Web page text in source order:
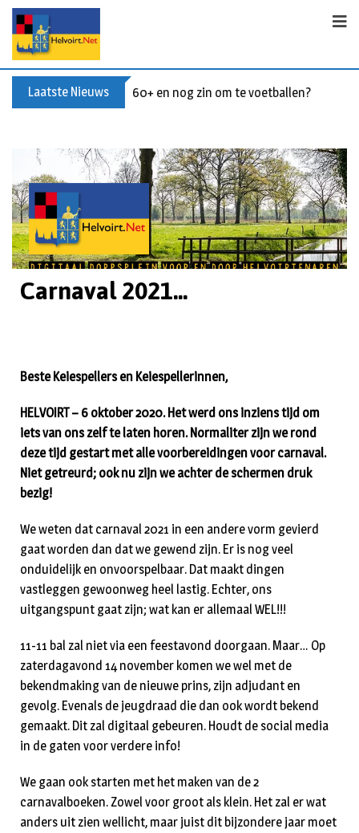
Laatste Nieuws Buxusplanten in brand in Biezenmortel,
Carnaval 2021...
Beste Keiespellers en Keiespellerinnen,
HELVOIRT – 6 oktober 2020. Het werd ons inziens tijd om
iets van ons zelf te laten horen. Normaliter zijn we rond
deze tijd gestart met alle voorbereidingen voor carnaval.
Niet getreurd; ook nu zijn we achter de schermen druk
bezig!
We weten dat carnaval 2021 in een andere vorm gevierd
gaat worden dan dat we gewend zijn. Er is nog veel
onduidelijk en onvoorspelbaar. Dat maakt dingen
vastleggen gewoonweg heel lastig. Echter, ons
uitgangspunt gaat zijn; wat kan er allemaal WEL!!!
11-11 bal zal niet via een feestavond doorgaan. Maar… Op
zaterdagavond 14 november komen we wel met de
bekendmaking van de nieuwe prins, zijn adjudant en
gevolg. Evenals de jeugdraad die dan ook wordt bekend
gemaakt. Dit zal digitaal gebeuren. Houdt de social media
in de gaten voor verdere info!
We gaan ook starten met het maken van de 2
carnavalboeken. Zowel voor groot als klein. Het zal er wat
anders uit zien wellicht, maar juist dit bijzondere jaar moet